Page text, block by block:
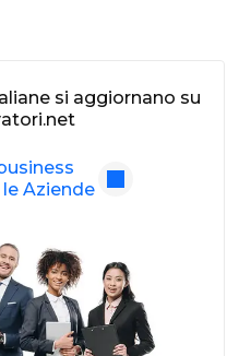
si aggiornano su
Aziende